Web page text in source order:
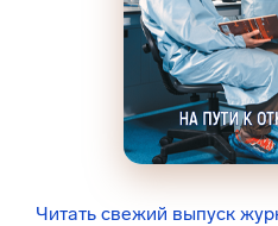
Читать свежий выпуск